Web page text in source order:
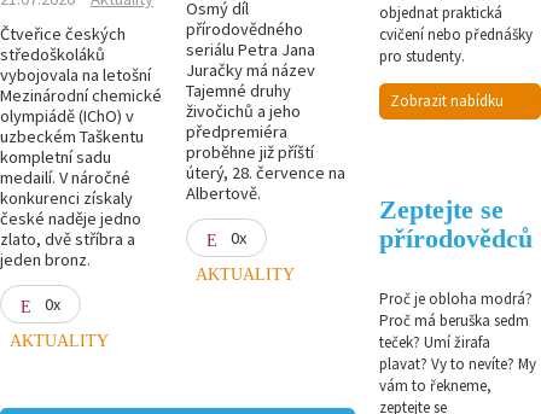
Čtveřice českých
středoškoláků
vybojovala na letošní
Mezinárodní chemické
olympiádě (IChO) v
uzbeckém Taškentu
kompletní sadu
medailí. V náročné
konkurenci získaly
české naděje jedno
zlato, dvě stříbra a
jeden bronz.
0x
AKTUALITY
Osmý díl
přírodovědného
seriálu Petra Jana
Juračky má název
Tajemné druhy
živočichů a jeho
předpremiéra
proběhne již příští
úterý, 28. července na
Albertově.
0x
AKTUALITY
objednat praktická
cvičení nebo přednášky
pro studenty.
Zobrazit nabídku
Zeptejte se
přírodovědců
Proč je obloha modrá?
Proč má beruška sedm
teček? Umí žirafa
plavat? Vy to nevíte? My
vám to řekneme,
zeptejte se